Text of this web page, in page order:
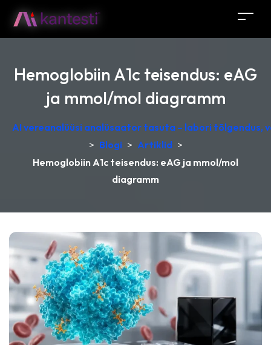
Hemoglobiin A1c teisendus: eAG
ja mmol/mol diagramm
AI vereanalüüsi analüsaator tasuta – labori tõlgendus,
> Blogi > Artiklid >
Hemoglobiin A1c teisendus: eAG ja mmol/mol
diagramm